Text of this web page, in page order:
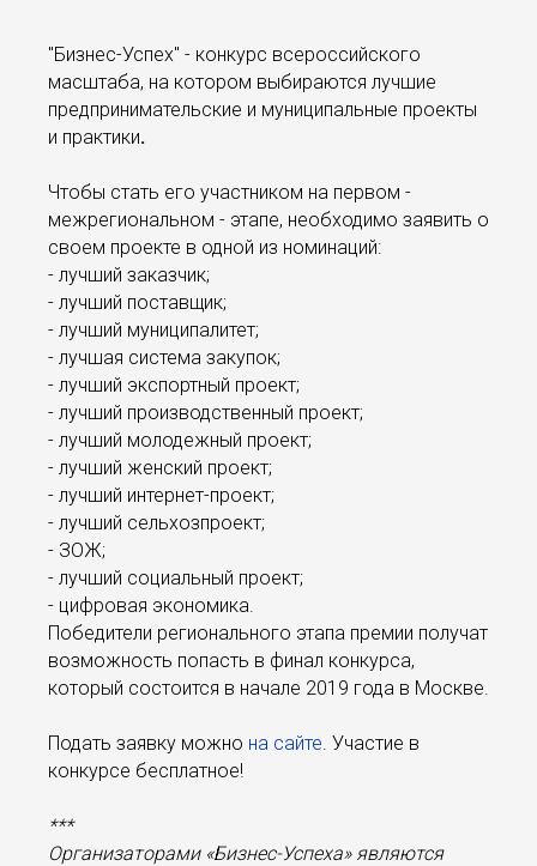
"Бизнес-Успех" - конкурс всероссийского
масштаба, на котором выбираются лучшие
предпринимательские и муниципальные проекты
и практики.
Чтобы стать его участником на первом -
межрегиональном - этапе, необходимо заявить о
своем проекте в одной из номинаций:
- лучший заказчик;
- лучший поставщик;
- лучший муниципалитет;
- лучшая система закупок;
- лучший экспортный проект;
- лучший производственный проект;
- лучший молодежный проект;
- лучший женский проект;
- лучший интернет-проект;
- лучший сельхозпроект;
- ЗОЖ;
- лучший социальный проект;
- цифровая экономика.
Победители регионального этапа премии получат
возможность попасть в финал конкурса,
который состоится в начале 2019 года в Москве.
Подать заявку можно на сайте. Участие в
конкурсе бесплатное!
***
Организаторами «Бизнес-Успеха» являются